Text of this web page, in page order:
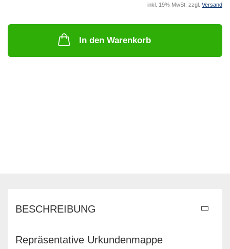
inkl. 19% MwSt. zzgl. Versand
In den Warenkorb
BESCHREIBUNG
Repräsentative Urkundenmappe